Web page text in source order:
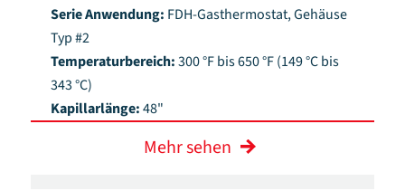
Serie Anwendung: FDH-Gasthermostat, Gehäuse
Typ #2
Temperaturbereich:300 °F bis 650 °F (149 °C bis
343 °C)
Kapillarlänge:48"
Mehr sehen